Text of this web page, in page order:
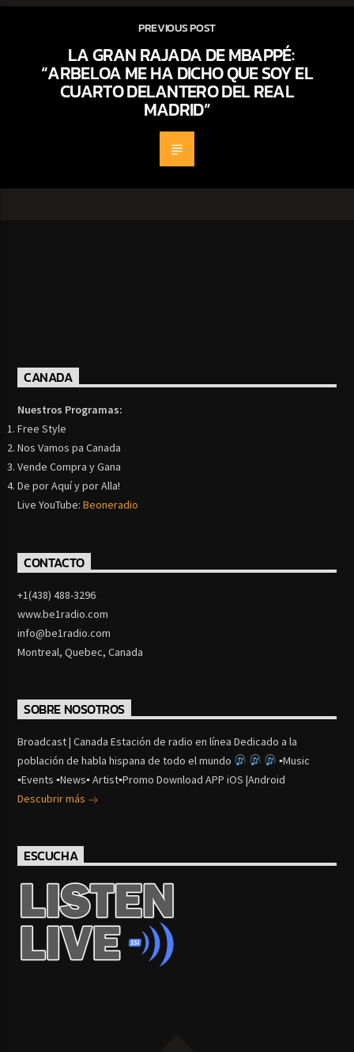
PREVIOUS POST
LA GRAN RAJADA DE MBAPPÉ:
“ARBELOA ME HA DICHO QUE SOY EL
CUARTO DELANTERO DEL REAL
MADRID”
CANADA
Nuestros Programas:
Free Style
Nos Vamos pa Canada
Vende Compra y Gana
De por Aquí y por Alla!
Live YouTube:Beoneradio
CONTACTO
+1(438) 488-3296
www.be1radio.com
info@be1radio.com
Montreal, Quebec, Canada
SOBRE NOSOTROS
Broadcast | Canada Estación de radio en línea Dedicado a la
población de habla hispana de todo el mundo
▪Music
▪Events ▪News▪ Artist▪Promo Download APP iOS |Android
Descubrir más
ESCUCHA